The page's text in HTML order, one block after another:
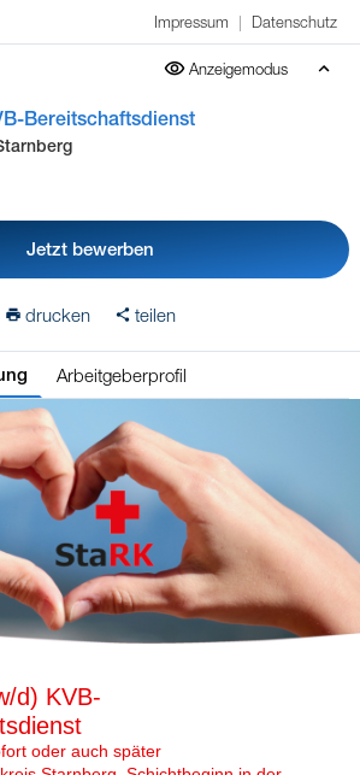
Impressum | Datenschutz
Anzeigemodus
Bereitschaftsdienst
Jetzt bewerben
drucken teilen
Arbeitgeberprofil